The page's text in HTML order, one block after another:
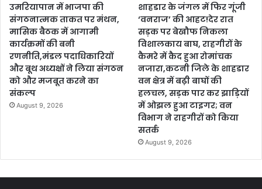
उमरियापान में भाजपा की
संगठनात्मक ताकत पर मंथन,
मासिक बैठक में आगामी
कार्यक्रमों की बनी
रणनीति,मंडल पदाधिकारियों
और बूथ अध्यक्षों ने लिया संगठन
को और मजबूत करने का
संकल्प
August 9, 2026
शाहडार के जंगल में फिर गूंजी
‘वनराज’ की आहट!देर रात
सड़क पर बेखौफ निकला
विशालकाय बाघ, राहगीरों के
कैमरे में कैद हुआ रोमांचक
नजारा,कटनी जिले के शाहडार
वन क्षेत्र में बढ़ी बाघों की
हलचल, सड़क पार कर झाड़ियों
में ओझल हुआ टाइगर; वन
विभाग ने राहगीरों को किया
सतर्क
August 9, 2026